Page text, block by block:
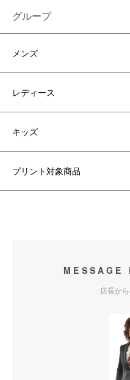
グループ
メンズ
レディース
キッズ
プリント対象商品
MESSAGE
店長か